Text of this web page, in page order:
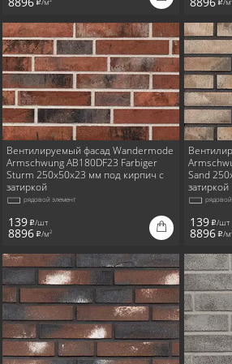
i i
Вентилируемый фасад Wandermode
Armschwung AB180DF23 Farbiger
Sturm 250x50x23 мм под кирпич с
затиркой
рядовой элемент
139 i/шт
8896 i/м2
Sand
затиркой
рядовой
139 i/шт
8896 i/м